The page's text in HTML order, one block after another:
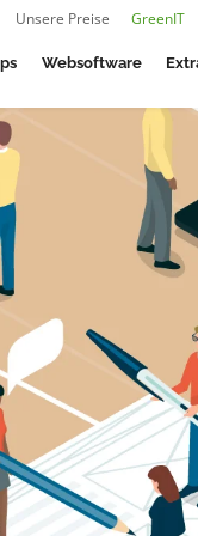
Unsere Preise GreenIT
Websoftware